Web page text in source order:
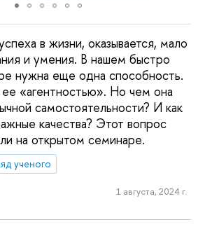
в жизни, оказывается, мало
и умения. В нашем быстро
нужна еще одна способность.
«агентностью». Но чем она
самостоятельности? И как
качества? Этот вопрос
на открытом семинаре.
ученого
1 августа, 2024 г.